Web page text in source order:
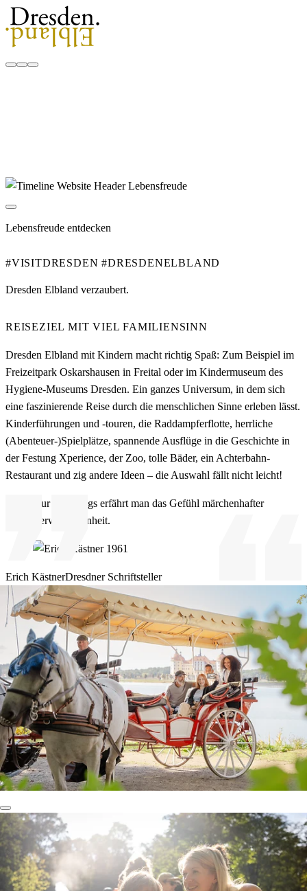
Lebensfreude entdecken
#VISITDRESDEN #DRESDENELBLAND
Dresden Elbland verzaubert.
REISEZIEL MIT VIEL FAMILIENSINN
Dresden Elbland mit Kindern macht richtig Spaß: Zum Beispiel im
Freizeitpark Oskarshausen in Freital oder im Kindermuseum des
Hygiene-Museums Dresden. Ein ganzes Universum, in dem sich
eine faszinierende Reise durch die menschlichen Sinne erleben lässt.
Kinderführungen und -touren, die Raddampferflotte, herrliche
(Abenteuer-)Spielplätze, spannende Ausflüge in die Geschichte in
der Festung Xperience, der Zoo, tolle Bäder, ein Achterbahn-
Restaurant und zig andere Ideen – die Auswahl fällt nicht leicht!
Nur unterwegs erfährt man das Gefühl märchenhafter
Verwunschenheit.
Erich KästnerDresdner Schriftsteller